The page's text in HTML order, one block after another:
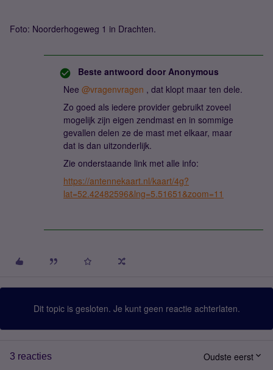
Foto: Noorderhogeweg 1 in Drachten.
Beste antwoord door Anonymous
Nee @vragenvragen , dat klopt maar ten dele.
Zo goed als iedere provider gebruikt zoveel
mogelijk zijn eigen zendmast en in sommige
gevallen delen ze de mast met elkaar, maar
dat is dan uitzonderlijk.
Zie onderstaande link met alle info:
https://antennekaart.nl/kaart/4g?
lat=52.42482596&lng=5.51651&zoom=11
Dit topic is gesloten. Je kunt geen reactie achterlaten.
3 reacties Oudste eerst